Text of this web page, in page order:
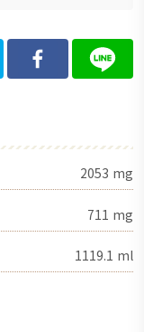
2053 mg
711 mg
1119.1 ml